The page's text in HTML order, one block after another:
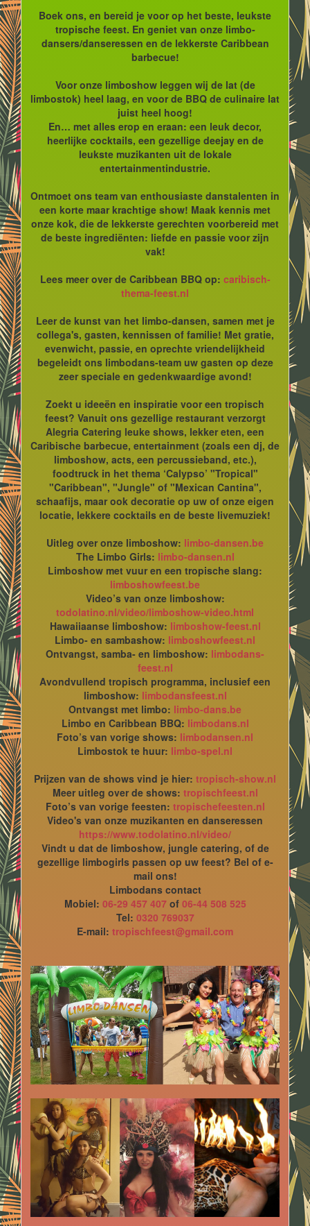
Boek ons, en bereid je voor op het beste, leukste
tropische feest. En geniet van onze limbo-
dansers/danseressen en de lekkerste Caribbean
barbecue!
Voor onze limboshow leggen wij de lat (de
limbostok) heel laag, en voor de BBQ de culinaire lat
juist heel hoog!
En… met alles erop en eraan: een leuk decor,
heerlijke cocktails, een gezellige deejay en de
leukste muzikanten uit de lokale
entertainmentindustrie.
Ontmoet ons team van enthousiaste danstalenten in
een korte maar krachtige show! Maak kennis met
onze kok, die de lekkerste gerechten voorbereid met
de beste ingrediënten: liefde en passie voor zijn
vak!
Lees meer over de Caribbean BBQ op: caribisch-
thema-feest.nl
Leer de kunst van het limbo-dansen, samen met je
collega's, gasten, kennissen of familie! Met gratie,
evenwicht, passie, en oprechte vriendelijkheid
begeleidt ons limbodans-team uw gasten op deze
zeer speciale en gedenkwaardige avond!
Zoekt u ideeën en inspiratie voor een tropisch
feest? Vanuit ons gezellige restaurant verzorgt
Alegria Catering leuke shows, lekker eten, een
Caribische barbecue, entertainment (zoals een dj, de
limboshow, acts, een percussieband, etc.),
foodtruck in het thema ‘Calypso’ "Tropical"
"Caribbean", "Jungle" of "Mexican Cantina",
schaafijs, maar ook decoratie op uw of onze eigen
locatie, lekkere cocktails en de beste livemuziek!
Uitleg over onze limboshow: limbo-dansen.be
The Limbo Girls: limbo-dansen.nl
Limboshow met vuur en een tropische slang:
limboshowfeest.be
Video’s van onze limboshow:
todolatino.nl/video/limboshow-video.html
Hawaiiaanse limboshow: limboshow-feest.nl
Limbo- en sambashow: limboshowfeest.nl
Ontvangst, samba- en limboshow: limbodans-
feest.nl
Avondvullend tropisch programma, inclusief een
limboshow: limbodansfeest.nl
Ontvangst met limbo: limbo-dans.be
Limbo en Caribbean BBQ: limbodans.nl
Foto’s van vorige shows: limbodansen.nl
Limbostok te huur: limbo-spel.nl
Prijzen van de shows vind je hier: tropisch-show.nl
Meer uitleg over de shows: tropischfeest.nl
Foto’s van vorige feesten: tropischefeesten.nl
Video's van onze muzikanten en danseressen
https://www.todolatino.nl/video/
Vindt u dat de limboshow, jungle catering, of de
gezellige limbogirls passen op uw feest? Bel of e-
mail ons!
Limbodans contact
Mobiel: 06-29 457 407of 06-44 508 525
Tel: 0320 769037
E-mail: tropischfeest@gmail.com